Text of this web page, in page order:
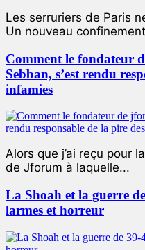
Les serruriers de Paris
Un nouveau
Comment le fondateur
Sebban, s’est rendu
infamies
Alors que j’ai reçu pour
de Jforum à laquelle...
La Shoah et la guerre
larmes et horreur